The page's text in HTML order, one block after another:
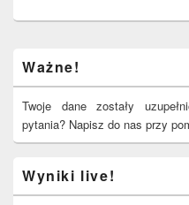
Sidebar
Widget
Area
Ważne!
Twoje dane zostały
pytania? Napisz do nas przy
Wyniki live!